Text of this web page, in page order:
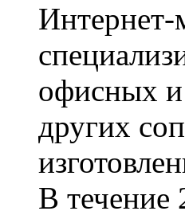
Интернет-
офисных
других
В течение